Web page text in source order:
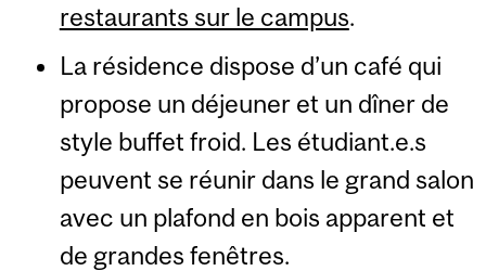
restaurants sur le campus.
La résidence dispose d’un café qui
propose un déjeuner et un dîner de
style buffet froid. Les étudiant.e.s
peuvent se réunir dans le grand salon
avec un plafond en bois apparent et
de grandes fenêtres.